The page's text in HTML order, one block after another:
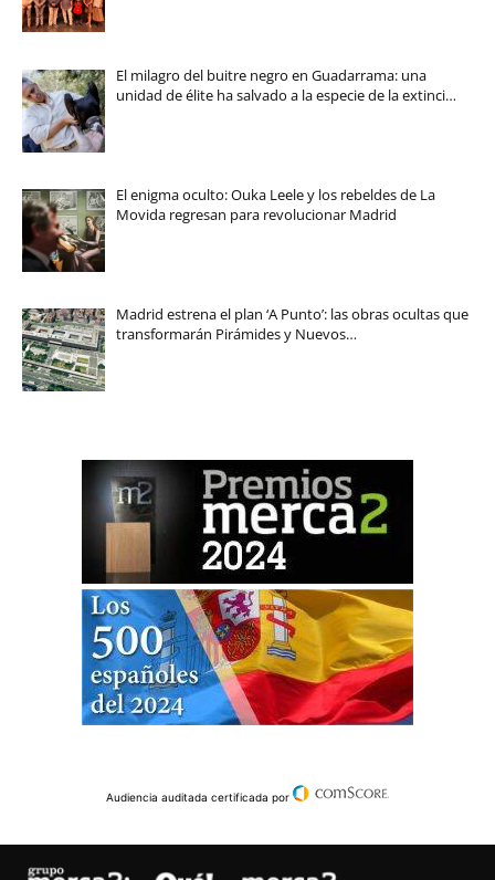
El milagro del buitre negro en Guadarrama: una
unidad de élite ha salvado a la especie de la extinci…
El enigma oculto: Ouka Leele y los rebeldes de La
Movida regresan para revolucionar Madrid
Madrid estrena el plan ‘A Punto’: las obras ocultas que
transformarán Pirámides y Nuevos…
Audiencia auditada certificada por